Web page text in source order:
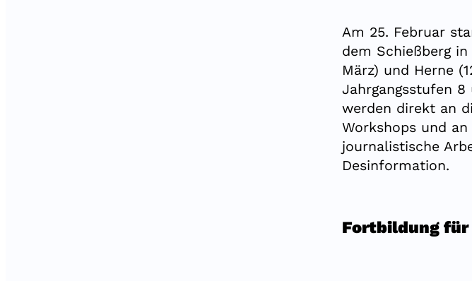
Am 25. Februar
dem Schießberg
März) und Herne
Jahrgangsstufen 8
werden direkt an
Workshops und
journalistische
Desinformation.
Fortbildung